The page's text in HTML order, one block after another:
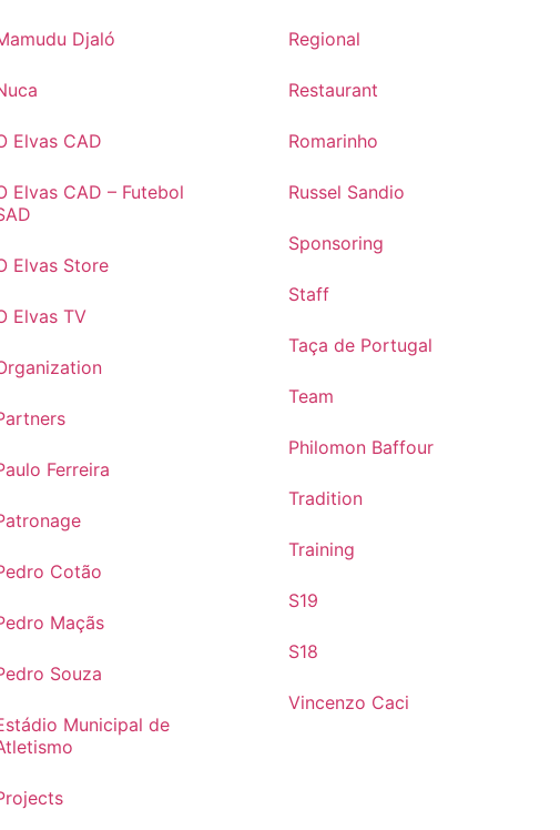
Djaló
Elvas CAD
Elvas CAD – Futebol
Elvas Store
Elvas TV
Ferreira
Cotão
Maçãs
Souza
Municipal de
Regional
Restaurant
Romarinho
Russel Sandio
Sponsoring
Staff
Taça de Portugal
Team
Philomon Baffour
Tradition
Training
S19
S18
Vincenzo Caci